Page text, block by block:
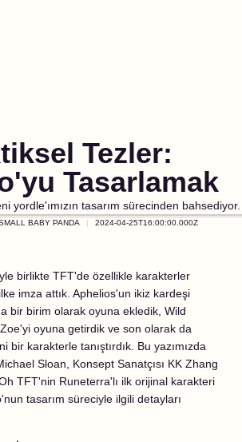
Tezler:
Tasarlamak
yordle'ımızın tasarım sürecinden bahsediyor.
BABY PANDA 2024-04-25T16:00:00.000Z
birlikte TFT'de özellikle karakterler
imza attık. Aphelios'un ikiz kardeşi
bir birim olarak oyuna ekledik, Wild
oyuna getirdik ve son olarak da
bir karakterle tanıştırdık. Bu yazımızda
Sloan, Konsept Sanatçısı KK Zhang
TFT'nin Runeterra'lı ilk orijinal karakteri
tasarım süreciyle ilgili detayları